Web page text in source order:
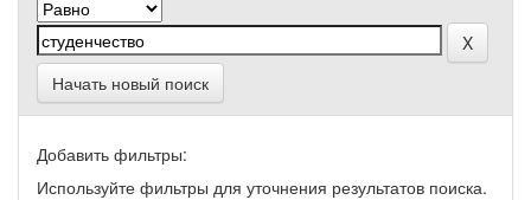
Начать новый поиск
Добавить фильтры:
Используйте фильтры для уточнения результатов поиска.